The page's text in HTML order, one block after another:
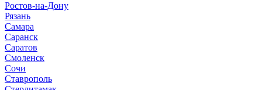
Ростов-на-Дону
Рязань
Самара
Саранск
Саратов
Смоленск
Сочи
Ставрополь